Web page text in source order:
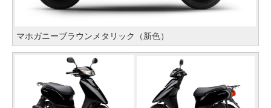
マホガニーブラウンメタリック（新色）